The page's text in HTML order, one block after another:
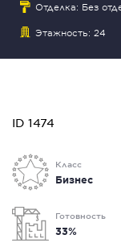
Отделка: Без
Этажность: 24
ID 1474
Класс
Бизнес
Готовность
33%